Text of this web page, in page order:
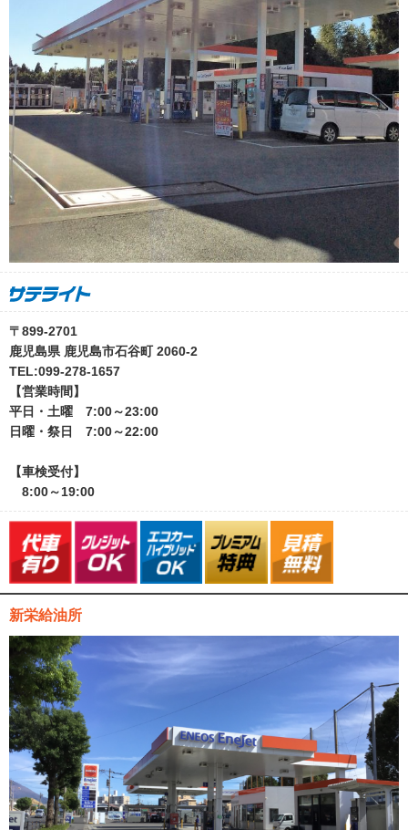
〒899-2701
鹿児島県 鹿児島市石谷町 2060-2
TEL:099-278-1657
【営業時間】
平日・土曜 7:00～23:00
日曜・祭日 7:00～22:00
【車検受付】
8:00～19:00
新栄給油所